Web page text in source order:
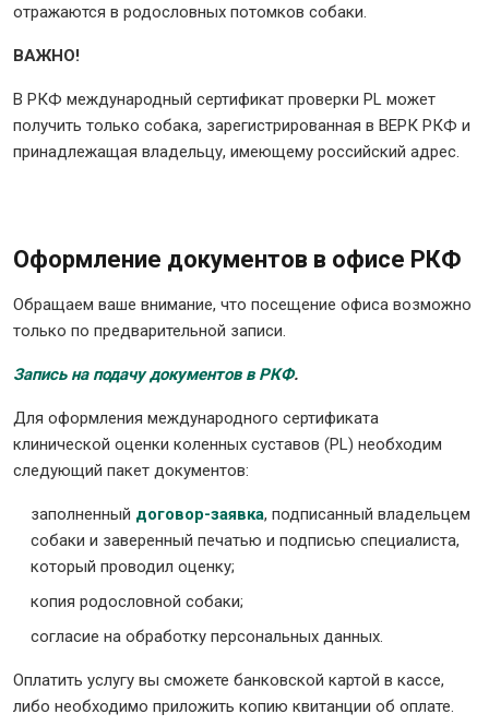
отражаются в родословных потомков собаки.
ВАЖНО!
В РКФ международный сертификат проверки PL может
получить только собака, зарегистрированная в ВЕРК РКФ и
принадлежащая владельцу, имеющему российский адрес.
Оформление документов в офисе РКФ
Обращаем ваше внимание, что посещение офиса возможно
только по предварительной записи.
Запись на подачу документов в РКФ.
Для оформления международного сертификата
клинической оценки коленных суставов (PL) необходим
следующий пакет документов:
заполненный договор-заявка, подписанный владельцем
собаки и заверенный печатью и подписью специалиста,
который проводил оценку;
копия родословной собаки;
согласие на обработку персональных данных.
Оплатить услугу вы сможете банковской картой в кассе,
либо необходимо приложить копию квитанции об оплате.